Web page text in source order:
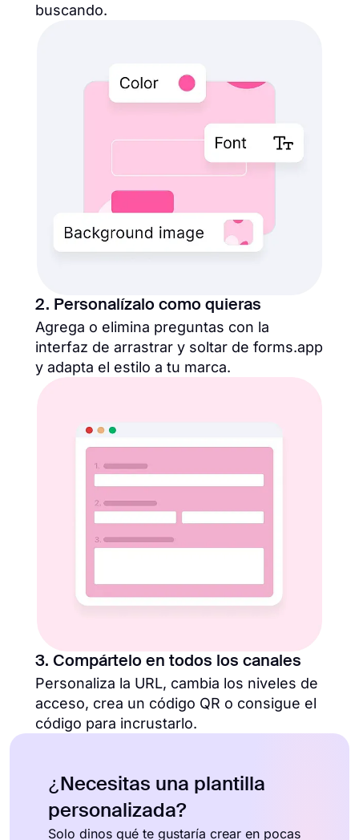
buscando.
2. Personalízalo como quieras
Agrega o elimina preguntas con la
interfaz de arrastrar y soltar de forms.app
y adapta el estilo a tu marca.
3. Compártelo en todos los canales
Personaliza la URL, cambia los niveles de
acceso, crea un código QR o consigue el
código para incrustarlo.
¿Necesitas una plantilla
personalizada?
Solo dinos qué te gustaría crear en pocas